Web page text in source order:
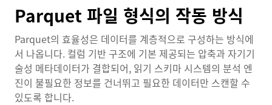
Parquet 파일 형식의 작동 방식
Parquet의 효율성은 데이터를 계층적으로 구성하는 방식에
서 나옵니다. 컬럼 기반 구조에 기본 제공되는 압축과 자기기
술성 메타데이터가 결합되어, 읽기 스키마 시스템의 분석 엔
진이 불필요한 정보를 건너뛰고 필요한 데이터만 스캔할 수
있도록 합니다.